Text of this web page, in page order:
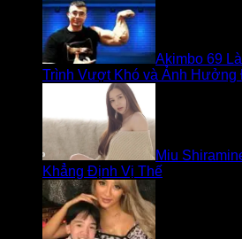
Akimbo 69
Trình Vượt Khó và Ảnh Hưởng
Miu
Khẳng Định Vị Thế